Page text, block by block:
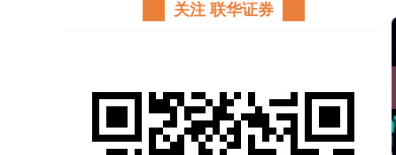
关注 联华证券